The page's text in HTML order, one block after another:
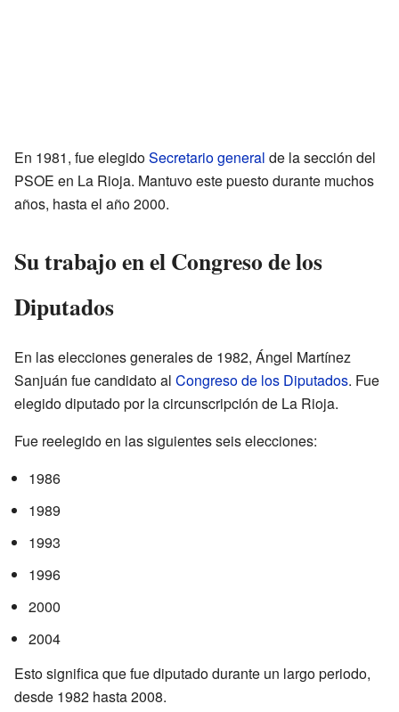
En 1981, fue elegidoSecretario general de la sección del
PSOE en La Rioja. Mantuvo este puesto durante muchos
años, hasta el año 2000.
Su trabajo en el Congreso de los
Diputados
En las elecciones generales de 1982, Ángel Martínez
Sanjuán fue candidato al Congreso de los Diputados. Fue
elegido diputado por la circunscripción de La Rioja.
Fue reelegido en las siguientes seis elecciones:
1986
1989
1993
1996
2000
2004
Esto significa que fue diputado durante un largo periodo,
desde 1982 hasta 2008.